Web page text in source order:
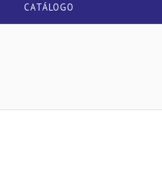
CATÁLOGO